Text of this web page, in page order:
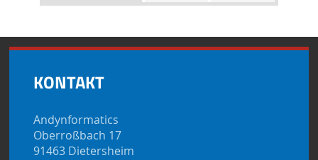
KONTAKT
Andynformatics
Oberroßbach 17
91463 Dietersheim